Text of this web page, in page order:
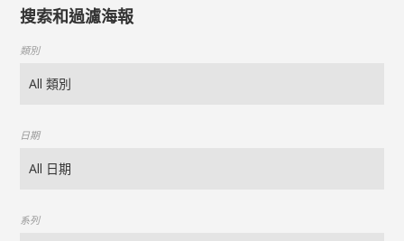
搜索和過濾海報
類別
日期
系列